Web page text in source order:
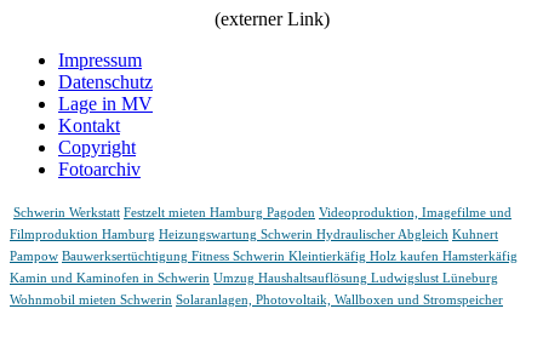
(externer Link)
Impressum
Datenschutz
Lage in MV
Kontakt
Copyright
Fotoarchiv
Schwerin Werkstatt Festzelt mieten Hamburg Pagoden Videoproduktion, Imagefilme und
Filmproduktion Hamburg Heizungswartung Schwerin Hydraulischer Abgleich Kuhnert
Pampow Bauwerksertüchtigung Fitness Schwerin Kleintierkäfig Holz kaufen Hamsterkäfig
Kamin und Kaminofen in Schwerin Umzug Haushaltsauflösung Ludwigslust Lüneburg
Wohnmobil mieten Schwerin Solaranlagen, Photovoltaik, Wallboxen und Stromspeicher